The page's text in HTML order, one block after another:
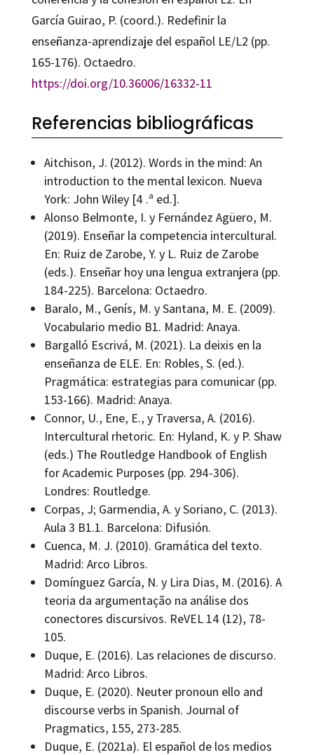
García Guirao, P. (coord.). Redefinir la
enseñanza-aprendizaje del español LE/L2 (pp.
165-176). Octaedro.
https://doi.org/10.36006/16332-11
Referencias bibliográficas
Aitchison, J. (2012). Words in the mind: An
introduction to the mental lexicon. Nueva
York: John Wiley [4 .ª ed.].
Alonso Belmonte, I. y Fernández Agüero, M.
(2019). Enseñar la competencia intercultural.
En: Ruiz de Zarobe, Y. y L. Ruiz de Zarobe
(eds.). Enseñar hoy una lengua extranjera (pp.
184-225). Barcelona: Octaedro.
Baralo, M., Genís, M. y Santana, M. E. (2009).
Vocabulario medio B1. Madrid: Anaya.
Bargalló Escrivá, M. (2021). La deixis en la
enseñanza de ELE. En: Robles, S. (ed.).
Pragmática: estrategias para comunicar (pp.
153-166). Madrid: Anaya.
Connor, U., Ene, E., y Traversa, A. (2016).
Intercultural rhetoric. En: Hyland, K. y P. Shaw
(eds.) The Routledge Handbook of English
for Academic Purposes (pp. 294-306).
Londres: Routledge.
Corpas, J; Garmendia, A. y Soriano, C. (2013).
Aula 3 B1.1. Barcelona: Difusión.
Cuenca, M. J. (2010). Gramática del texto.
Madrid: Arco Libros.
Domínguez García, N. y Lira Dias, M. (2016). A
teoria da argumentação na análise dos
conectores discursivos. ReVEL 14 (12), 78-
105.
Duque, E. (2016). Las relaciones de discurso.
Madrid: Arco Libros.
Duque, E. (2020). Neuter pronoun ello and
discourse verbs in Spanish. Journal of
Pragmatics, 155, 273-285.
Duque, E. (2021a). El español de los medios